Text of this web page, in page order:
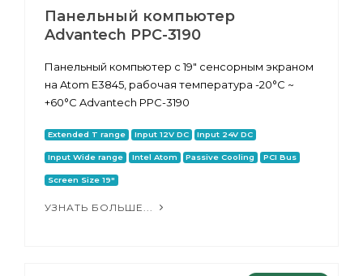
Панельный компьютер
Advantech PPC-3190
Панельный компьютер с 19" сенсорным экраном
на Atom E3845, рабочая температура -20°C ~
+60°C Advantech PPC-3190
Extended T range Input 12V DC Input 24V DC
Input Wide range Intel Atom Passive Cooling PCI Bus
Screen Size 19"
УЗНАТЬ БОЛЬШЕ...